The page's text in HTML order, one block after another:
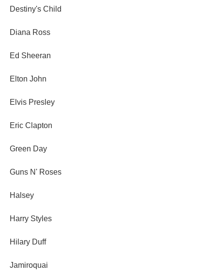
Destiny's Child
Diana Ross
Ed Sheeran
Elton John
Elvis Presley
Eric Clapton
Green Day
Guns N' Roses
Halsey
Harry Styles
Hilary Duff
Jamiroquai